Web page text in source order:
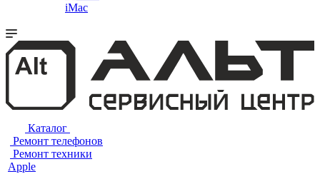
iMac
Каталог
Ремонт телефонов
Ремонт техники
Apple